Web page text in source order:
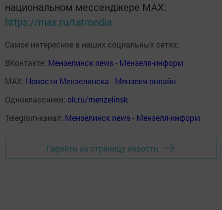
национальном мессенджере MАХ:
https://max.ru/tatmedia
Самое интересное в наших социальных сетях:
ВКонтакте: Мензелинск news - Мензеля-информ
MAX: Новости Мензелинска - Мензеля онлайн
Одноклассники: ok.ru/menzelinsk
Telegram-канал: Мензелинск news - Мензеля-информ
Перейти на страницу новости